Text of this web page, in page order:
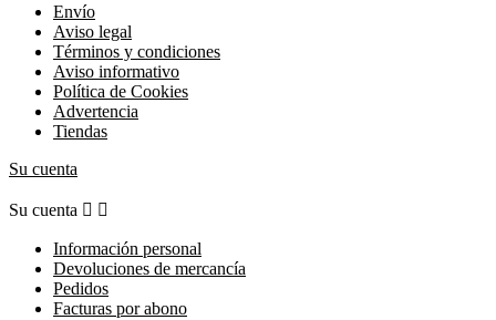
Envío
Aviso legal
Términos y condiciones
Aviso informativo
Política de Cookies
Advertencia
Tiendas
Su cuenta
Su cuenta  
Información personal
Devoluciones de mercancía
Pedidos
Facturas por abono